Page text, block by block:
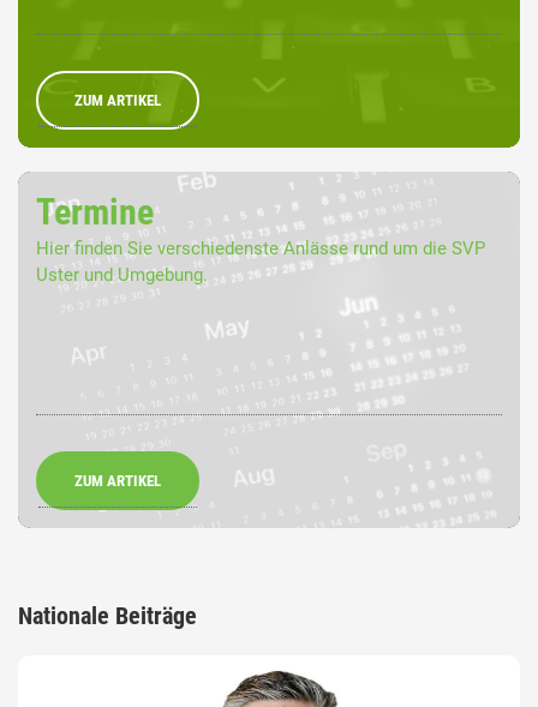
ZUM ARTIKEL
Termine
Hier finden Sie verschiedenste Anlässe rund um die SVP
Uster und Umgebung.
ZUM ARTIKEL
Nationale Beiträge